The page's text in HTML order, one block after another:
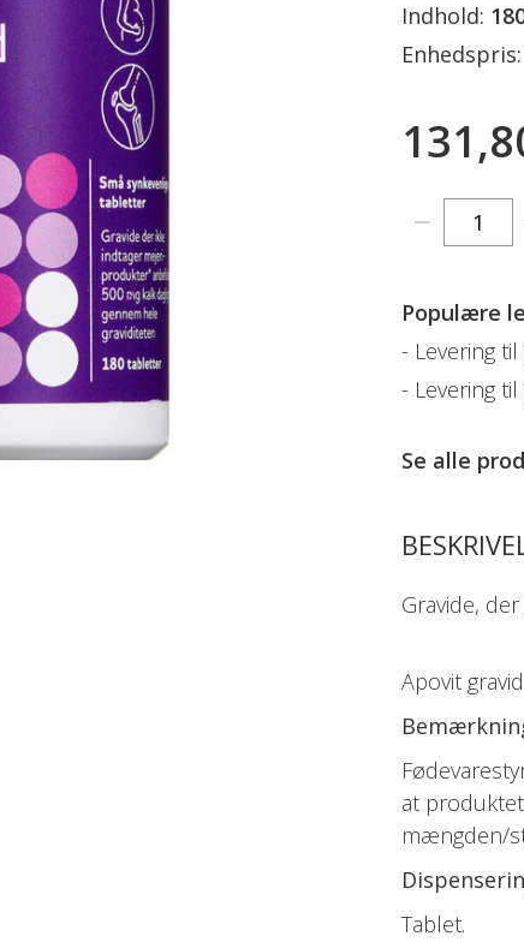
Indhold:
Enhedspris:
Populære
Levering
Levering
Se alle
Gravide,
Apovit
at
mængden/
Tablet.